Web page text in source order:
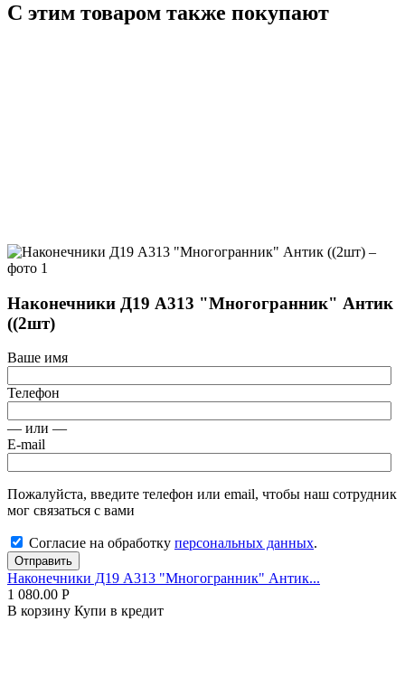
С этим товаром также покупают
Наконечники Д19 А313 "Многогранник" Антик
((2шт)
Ваше имя
Телефон
— или —
E-mail
Пожалуйста, введите телефон или email, чтобы наш сотрудник
мог связаться с вами
Согласие на обработку персональных данных.
Отправить
Наконечники Д19 А313 "Многогранник" Антик...
1 080.00 Р
В корзину Купи в кредит